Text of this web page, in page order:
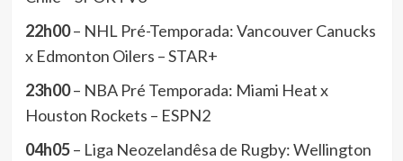
22h00– NHL Pré-Temporada: Vancouver Canucks
x Edmonton Oilers – STAR+
23h00– NBA Pré Temporada: Miami Heat x
Houston Rockets – ESPN2
04h05– Liga Neozelandêsa de Rugby: Wellington